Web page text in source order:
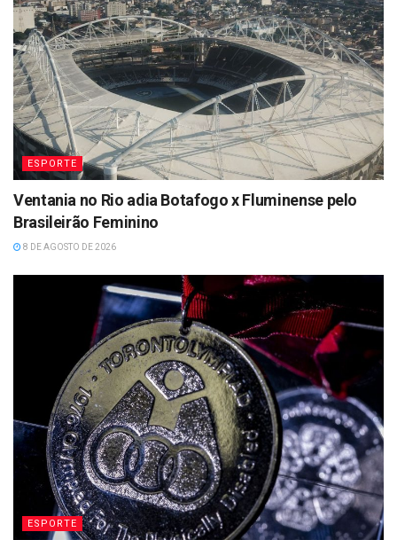
ESPORTE
Ventania no Rio adia Botafogo x Fluminense pelo
Brasileirão Feminino
8 DE AGOSTO DE 2026
ESPORTE